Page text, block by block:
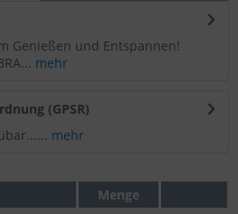
Genießen und Entspannen!
mehr
(GPSR)
mehr
Menge